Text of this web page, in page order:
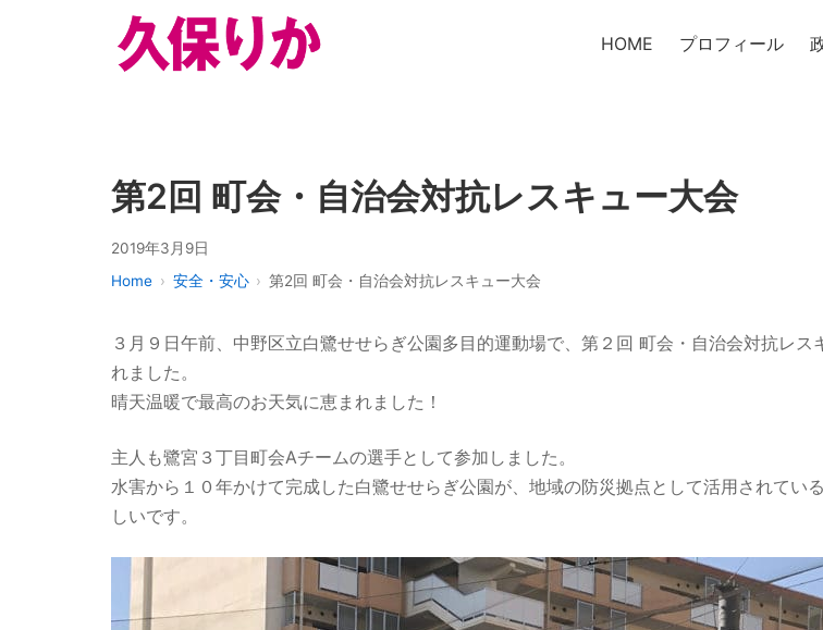
HOME プロフィール
第2回 町会・自治会対抗レスキュー大会
2019年3月9日
Home
安全・安心 第2回 町会・自治会対抗レスキュー大会
３月９日午前、中野区立白鷺せせらぎ公園多目的運動場で、第２回 町会・自治会対抗レス
れました。
晴天温暖で最高のお天気に恵まれました！
主人も鷺宮３丁目町会Aチームの選手として参加しました。
水害から１０年かけて完成した白鷺せせらぎ公園が、地域の防災拠点として活用されてい
しいです。